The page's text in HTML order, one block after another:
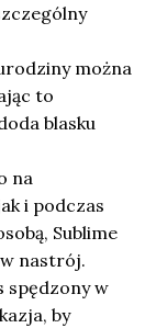
można
to
blasku
na
i podczas
Sublime
nastrój.
spędzony w
by